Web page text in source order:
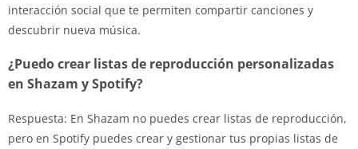
interacción social que te permiten compartir canciones y
descubrir nueva música.
¿Puedo crear listas de reproducción personalizadas
en Shazam y Spotify?
Respuesta: En Shazam no puedes crear listas de reproducción,
pero en Spotify puedes crear y gestionar tus propias listas de